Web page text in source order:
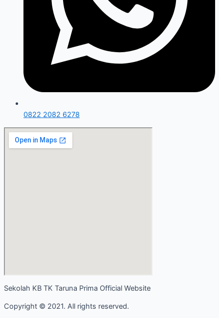
0822 2082 6278
Sekolah KB TK Taruna Prima Official Website
Copyright © 2021. All rights reserved.